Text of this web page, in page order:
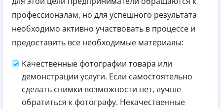
профессионалам, но для успешного результата
необходимо активно участвовать в процессе и
предоставить все необходимые материалы:
Качественные фотографии товара или
демонстрации услуги. Если самостоятельно
сделать снимки возможности нет, лучше
обратиться к фотографу. Некачественные